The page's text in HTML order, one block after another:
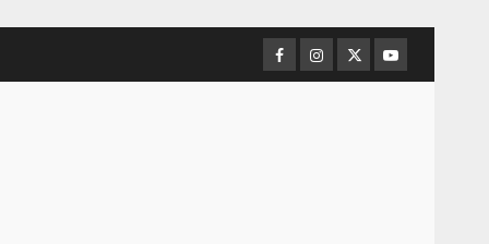
Facebook
Instagram
TwitterYoutube